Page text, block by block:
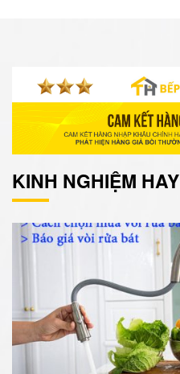
KINH NGHIỆM HAY